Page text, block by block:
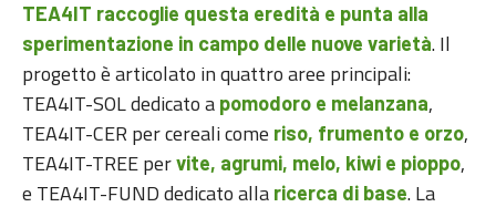
TEA4IT raccoglie questa eredità e punta alla
sperimentazione in campo delle nuove varietà. Il
progetto è articolato in quattro aree principali:
TEA4IT-SOL dedicato a pomodoro e melanzana,
TEA4IT-CER per cereali come riso, frumento e orzo,
TEA4IT-TREE pervite, agrumi, melo, kiwi e pioppo,
e TEA4IT-FUND dedicato alla ricerca di base. La